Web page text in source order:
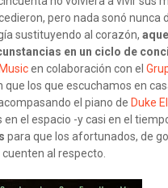
pero nada sonó nunca
sustituyendo al corazón,
en un ciclo de
en colaboración con el
que los que escuchamos en
el piano de Duke
el espacio -y casi en el
para que los afortunados, de
al respecto.